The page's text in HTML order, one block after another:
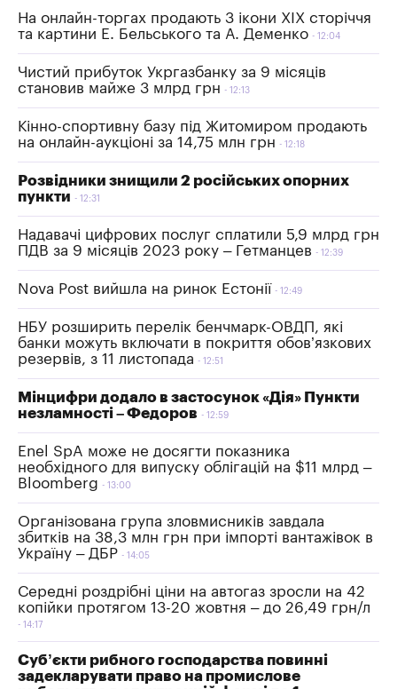
На онлайн-торгах продають 3 ікони XIX сторіччя
та картини Е. Бельського та А. Деменко
12:04
Чистий прибуток Укргазбанку за 9 місяців
становив майже 3 млрд грн
12:13
Кінно-спортивну базу під Житомиром продають
на онлайн-аукціоні за 14,75 млн грн
12:18
Розвідники знищили 2 російських опорних
пункти
12:31
Надавачі цифрових послуг сплатили 5,9 млрд грн
ПДВ за 9 місяців 2023 року – Гетманцев
12:39
Nova Post вийшла на ринок Естонії 12:49
НБУ розширить перелік бенчмарк-ОВДП, які
банки можуть включати в покриття обов’язкових
резервів, з 11 листопада
12:51
Мінцифри додало в застосунок «Дія» Пункти
незламності – Федоров
12:59
Enel SpA може не досягти показника
необхідного для випуску облігацій на $11 млрд –
Bloomberg
13:00
Організована група зловмисників завдала
збитків на 38,3 млн грн при імпорті вантажівок в
Україну – ДБР
14:05
Середні роздрібні ціни на автогаз зросли на 42
копійки протягом 13-20 жовтня – до 26,49 грн/л
14:17
Суб’єкти рибного господарства повинні
задекларувати право на промислове